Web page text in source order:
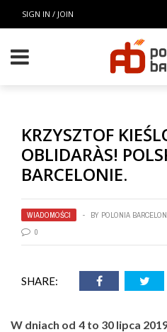
SIGN IN / JOIN
KRZYSZTOF
OBLIDARÀS!
BARCELONIE.
WIADOMOŚCI BY POLONIA
0
SHARE:
W dniach od 4 to 30 lipca